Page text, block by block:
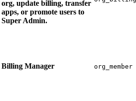
org, update billing, transfer
apps, or promote users to
Super Admin.
Billing Manager org_member